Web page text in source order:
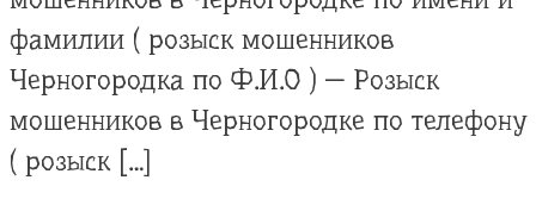
фамилии ( розыск мошенников
Черногородка по Ф.И.О ) — Розыск
мошенников в Черногородке по телефону
( розыск […]